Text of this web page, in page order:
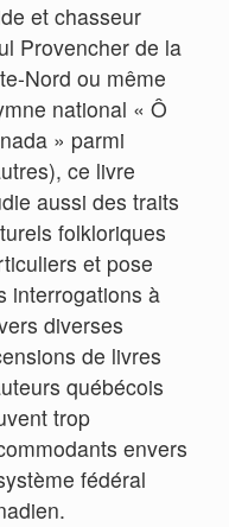
et chasseur
Provencher de la
Nord ou même
national « Ô
» parmi
ce livre
aussi des traits
folkloriques
et pose
interrogations à
diverses
de livres
québécois
trop
envers
fédéral